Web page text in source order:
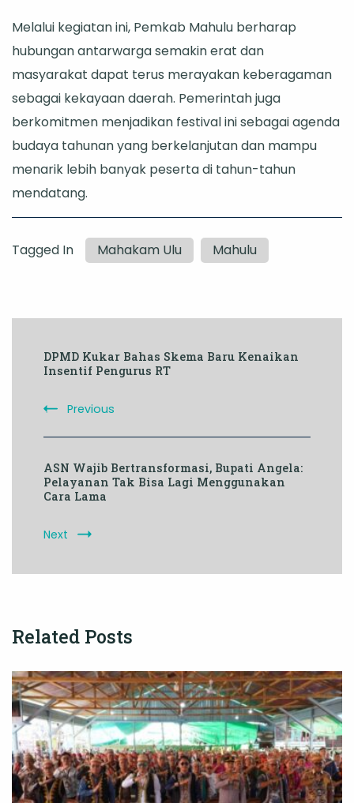
Melalui kegiatan ini, Pemkab Mahulu berharap
hubungan antarwarga semakin erat dan
masyarakat dapat terus merayakan keberagaman
sebagai kekayaan daerah. Pemerintah juga
berkomitmen menjadikan festival ini sebagai agenda
budaya tahunan yang berkelanjutan dan mampu
menarik lebih banyak peserta di tahun-tahun
mendatang.
Tagged In Mahakam Ulu Mahulu
Navigation
DPMD Kukar Bahas Skema Baru Kenaikan
Insentif Pengurus RT
Previous
ASN Wajib Bertransformasi, Bupati Angela:
Pelayanan Tak Bisa Lagi Menggunakan
Cara Lama
Next
Related Posts